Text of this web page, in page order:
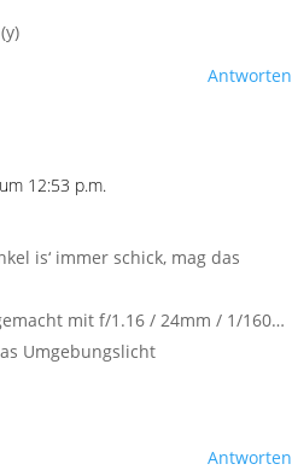
Antworten
12:53 p.m.
is‘ immer schick, mag das
mit f/1.16 / 24mm / 1/160…
Umgebungslicht
Antworten